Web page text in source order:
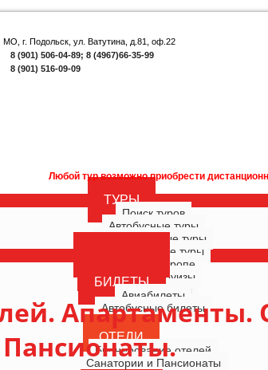
МО, г. Подольск, ул. Ватутина, д.81, оф.22
8 (901) 506-04-89; 8 (4967)66-35-99
8 (901) 516-09-09
возможно приобрести дистанционно. Внимание!
ТУРЫ
Поиск туров
Автобусные туры
Многодневные туры
Однодневные туры
Туры по Европе
Морские круизы
Речные круизы
БИЛЕТЫ
Авиабилеты
Автобусные билеты
ОТЕЛИ
Бронирование отелей
Санатории и Пансионаты
Апартаменты.
Пансионаты.